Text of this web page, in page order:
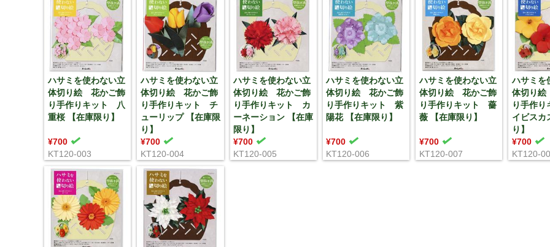
ハサミを使わない立
体切り絵 花かご飾
り手作りキット 八
重桜 【在庫限り】
¥700
KT120-003
ハサミを使わない立
体切り絵 花かご飾
り手作りキット チ
ューリップ 【在庫限
り】
¥700
KT120-004
ハサミを使わない立
体切り絵 花かご飾
り手作りキット カ
ーネーション 【在庫
限り】
¥700
KT120-005
ハサミを使わない立
体切り絵 花かご飾
り手作りキット 紫
陽花 【在庫限り】
¥700
KT120-006
ハサミを使わない立
体切り絵 花かご飾
り手作りキット 薔
薇 【在庫限り】
¥700
KT120-007
ハサミを
体切り
り手作
イビスカ
り】
¥700
KT120-